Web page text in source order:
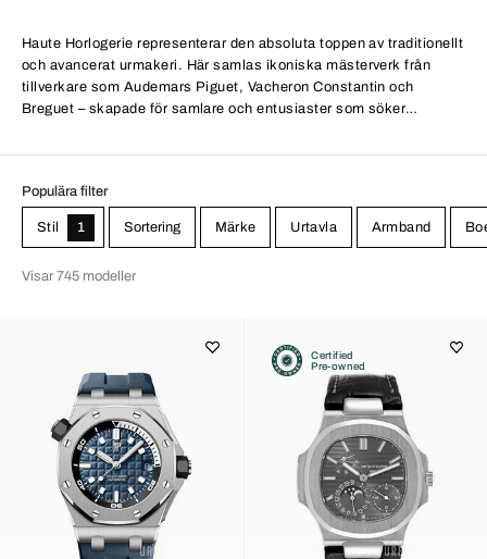
Haute Horlogerie representerar den absoluta toppen av traditionellt
och avancerat urmakeri. Här samlas ikoniska mästerverk från
tillverkare som Audemars Piguet, Vacheron Constantin och
Breguet – skapade för samlare och entusiaster som söker
Populära filter
Sortering
Stil 1 Märke Urtavla Armband
Visar 745 modeller
Certified
Pre-owned